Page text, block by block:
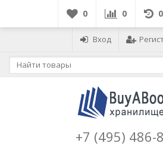
0 0 0
Вход
+7 (495) 486-